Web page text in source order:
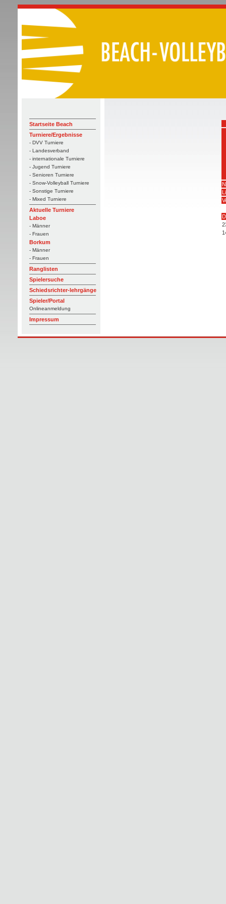
Startseite Beach
Turniere/Ergebnisse
- DVV Turniere
- Landesverband
- internationale Turniere
- Jugend Turniere
- Senioren Turniere
- Snow-Volleyball Turniere
- Sonstige Turniere
- Mixed Turniere
Aktuelle Turniere
Laboe
- Männer
- Frauen
Borkum
- Männer
- Frauen
Ranglisten
Spielersuche
Schiedsrichter-lehrgänge
Spieler/Portal
Onlineanmeldung
Impressum